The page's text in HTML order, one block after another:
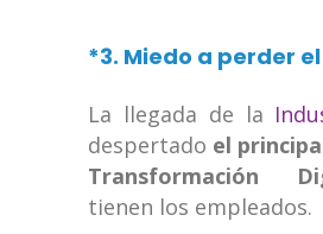
*3. Miedo a perder
La llegada de la
despertado el
Transformación
tienen los empleados.